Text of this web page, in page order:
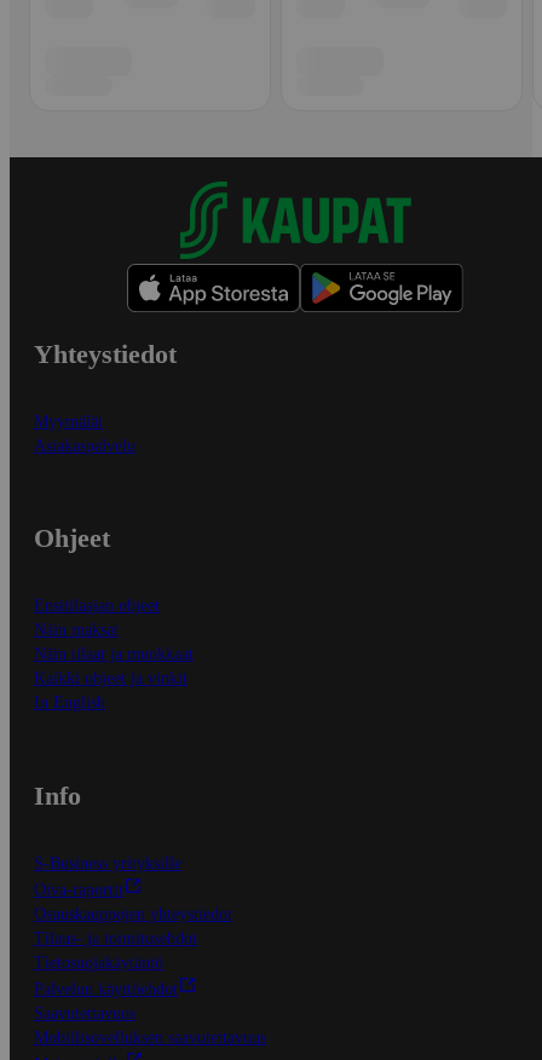
Yhteystiedot
Myymälät
Asiakaspalvelu
Ohjeet
Ensitilaajan ohjeet
Näin maksat
Näin tilaat ja muokkaat
Kaikki ohjeet ja vinkit
In English
Info
S-Business yrityksille
Oiva-raportit
Osuuskauppojen yhteystiedot
Tilaus- ja toimitusehdot
Tietosuojakäytäntö
Palvelun käyttöehdot
Saavutettavuus
Mobiilisovelluksen saavutettavuus